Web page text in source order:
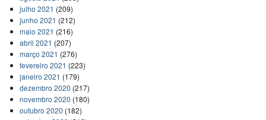
julho 2021 (209)
junho 2021 (212)
maio 2021 (216)
abril 2021 (207)
março 2021 (276)
fevereiro 2021 (223)
janeiro 2021 (179)
dezembro 2020 (217)
novembro 2020 (180)
outubro 2020 (182)